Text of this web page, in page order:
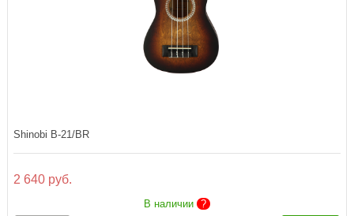
Shinobi B-21/BR
2 640 руб.
В наличии ?